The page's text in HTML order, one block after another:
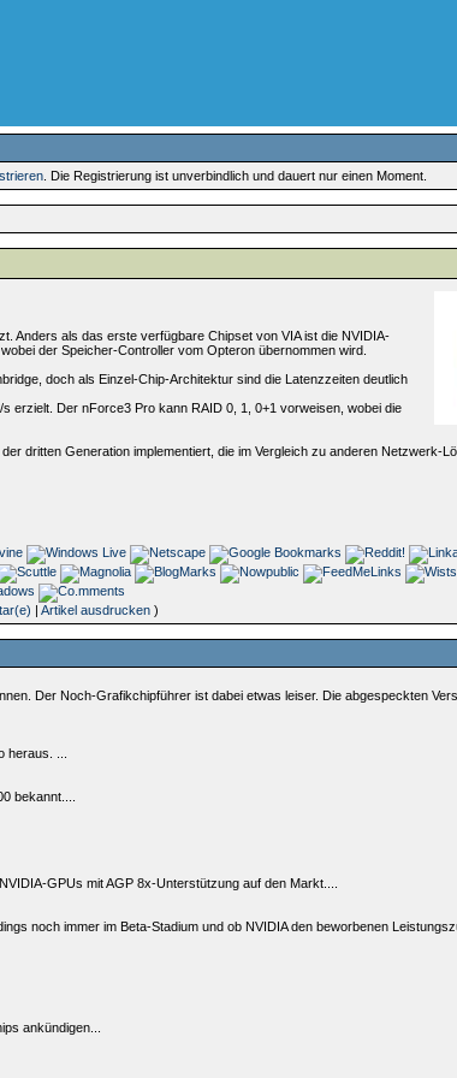
. Die Registrierung ist unverbindlich und dauert nur einen Moment.
Anders als das erste verfügbare Chipset von VIA ist die NVIDIA-
der Speicher-Controller vom Opteron übernommen wird.
doch als Einzel-Chip-Architektur sind die Latenzzeiten deutlich
erzielt. Der nForce3 Pro kann RAID 0, 1, 0+1 vorweisen, wobei die
dritten Generation implementiert, die im Vergleich zu anderen Netzwerk-
Artikel ausdrucken)
Der Noch-Grafikchipführer ist dabei etwas leiser. Die abgespeckten
heraus. ...
bekannt....
GPUs mit AGP 8x-Unterstützung auf den Markt....
noch immer im Beta-Stadium und ob NVIDIA den beworbenen
ankündigen...